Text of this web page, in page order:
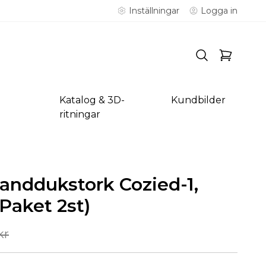
Inställningar Logga in
Katalog & 3D-
ritningar
Kundbilder
Cozied-1,
2st)